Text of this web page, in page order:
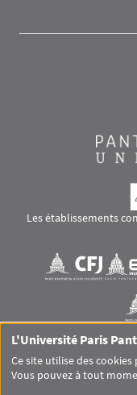
Les établissements
Visuel svg
RS
L'Université Paris
Ce site utilise des
Vous pouvez à tout